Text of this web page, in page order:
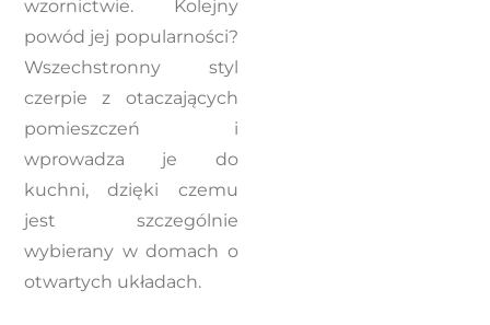
wzornictwie. Kolejny
powód jej popularności?
Wszechstronny styl
czerpie z otaczających
pomieszczeń i
wprowadza je do
kuchni, dzięki czemu
jest szczególnie
wybierany w domach o
otwartych układach.